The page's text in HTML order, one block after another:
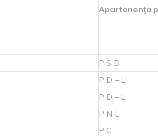
Apartenenţa
P S D
P D – L
P D – L
P N L
P C